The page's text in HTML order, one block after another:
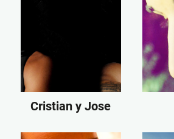
Cristian y Jose